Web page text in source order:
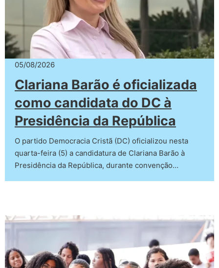
05/08/2026
Clariana Barão é oficializada
como candidata do DC à
Presidência da República
O partido Democracia Cristã (DC) oficializou nesta
quarta-feira (5) a candidatura de Clariana Barão à
Presidência da República, durante convenção…